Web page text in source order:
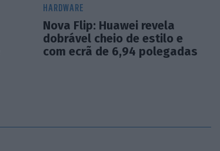
HARDWARE
Nova Flip: Huawei revela
dobrável cheio de estilo e
com ecrã de 6,94 polegadas